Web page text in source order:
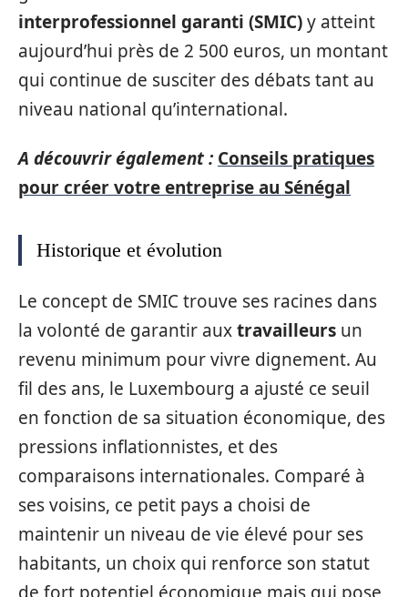
interprofessionnel garanti (SMIC)y atteint
aujourd’hui près de 2 500 euros, un montant
qui continue de susciter des débats tant au
niveau national qu’international.
A découvrir également : Conseils pratiques
pour créer votre entreprise au Sénégal
Historique et évolution
Le concept de SMIC trouve ses racines dans
la volonté de garantir auxtravailleurs un
revenu minimum pour vivre dignement. Au
fil des ans, le Luxembourg a ajusté ce seuil
en fonction de sa situation économique, des
pressions inflationnistes, et des
comparaisons internationales. Comparé à
ses voisins, ce petit pays a choisi de
maintenir un niveau de vie élevé pour ses
habitants, un choix qui renforce son statut
de fort potentiel économique mais qui pose